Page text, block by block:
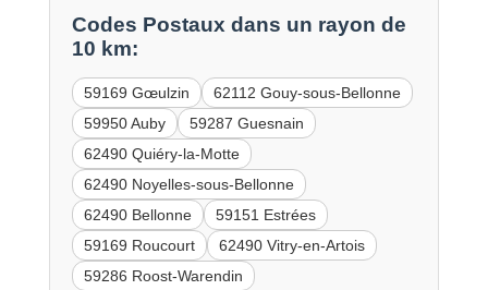
Codes Postaux dans un rayon de
10 km:
59169 Gœulzin
62112 Gouy-sous-Bellonne
59950 Auby
59287 Guesnain
62490 Quiéry-la-Motte
62490 Noyelles-sous-Bellonne
62490 Bellonne
59151 Estrées
59169 Roucourt
62490 Vitry-en-Artois
59286 Roost-Warendin